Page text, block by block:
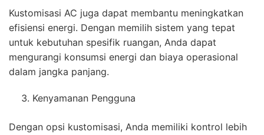
Kustomisasi AC juga dapat membantu meningkatkan
efisiensi energi. Dengan memilih sistem yang tepat
untuk kebutuhan spesifik ruangan, Anda dapat
mengurangi konsumsi energi dan biaya operasional
dalam jangka panjang.
Kenyamanan Pengguna
Dengan opsi kustomisasi, Anda memiliki kontrol lebih